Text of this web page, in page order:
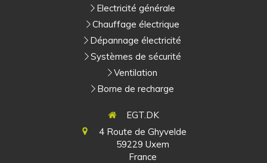
Electricité générale
Chauffage électrique
Dépannage électricité
Systèmes de sécurité
Ventilation
Borne de recharge
EGT.DK
4 Route de Ghyvelde
59229 Uxem
France